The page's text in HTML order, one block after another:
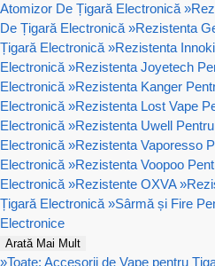
Atomizor De Țigară Electronică »
De Țigară Electronică »Rezistenta
Țigară Electronică »Rezistenta
Electronică »Rezistenta Joyetech
Electronică »Rezistenta Kanger
Electronică »Rezistenta Lost Vape
Electronică »Rezistenta Uwell
Electronică »Rezistenta Vaporesso
Electronică »Rezistenta Voopoo
Electronică »Rezistente OXVA »
Țigară Electronică »Sârmă și Fire
Electronice
Arată Mai Mult
»Toate: Accesorii de Vape pentru